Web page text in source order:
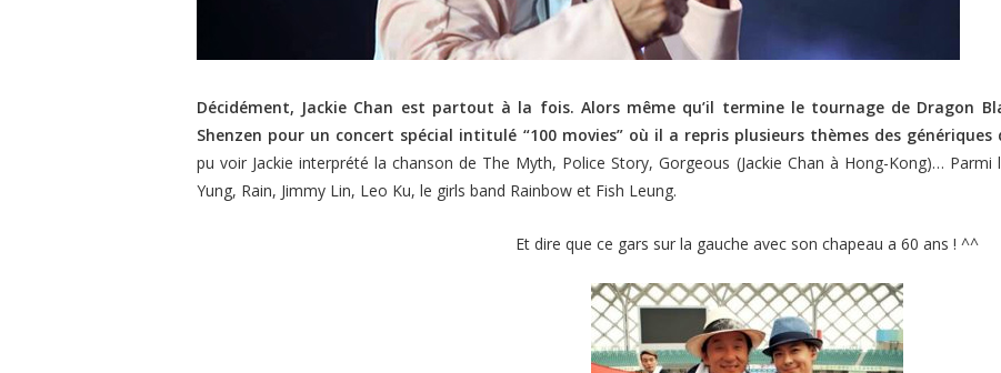
Décidément, Jackie Chan est partout à la fois. Alors même qu’il termine le tournage de Dragon
Shenzen pour un concert spécial intitulé “100 movies” où il a repris plusieurs thèmes des génériques
pu voir Jackie interprété la chanson de The Myth, Police Story, Gorgeous (Jackie Chan à Hong-Kong)… Parmi
Yung, Rain, Jimmy Lin, Leo Ku, le girls band Rainbow et Fish Leung.
Et dire que ce gars sur la gauche avec son chapeau a 60 ans ! ^^